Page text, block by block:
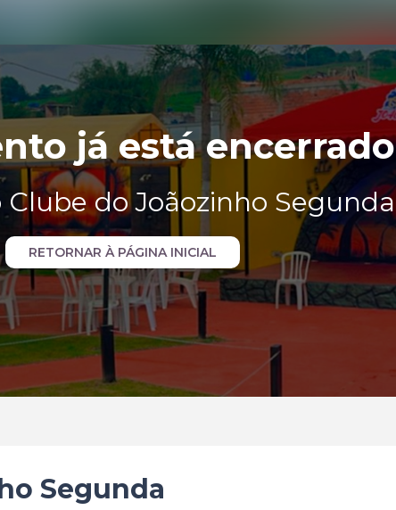
já está encerrado
Clube do Joãozinho Segunda
RETORNAR À PÁGINA INICIAL
Segunda